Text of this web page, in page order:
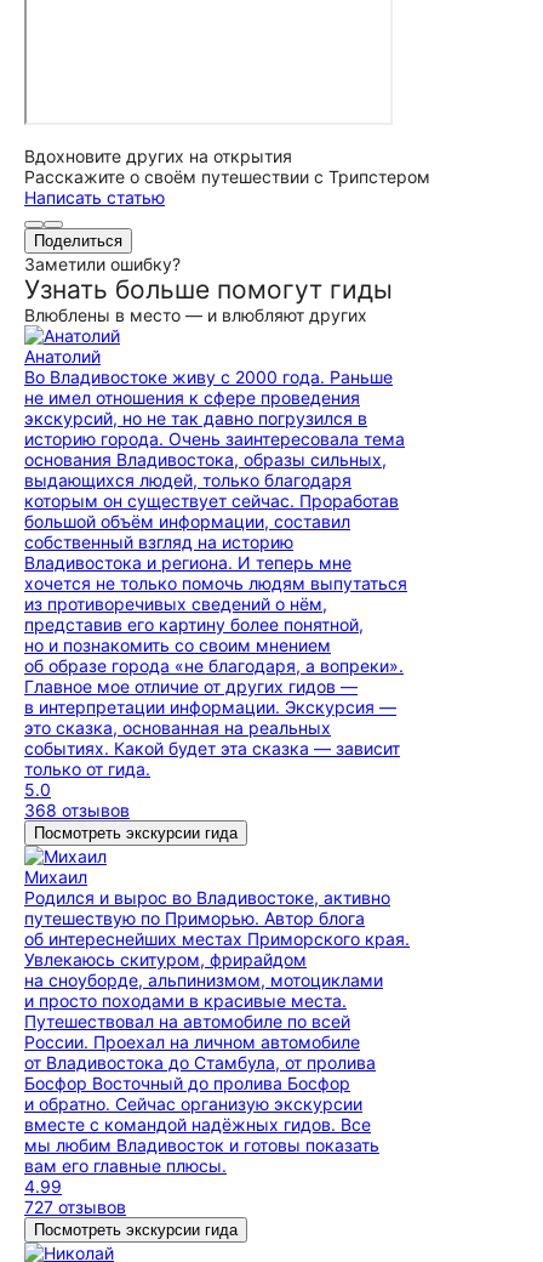
Вдохновите других на открытия
Расскажите о своём путешествии с Трипстером
Написать статью
Поделиться
Заметили ошибку?
Узнать больше помогут гиды
Влюблены в место — и влюбляют других
Анатолий
Во Владивостоке живу с 2000 года. Раньше
не имел отношения к сфере проведения
экскурсий, но не так давно погрузился в
историю города. Очень заинтересовала тема
основания Владивостока, образы сильных,
выдающихся людей, только благодаря
которым он существует сейчас. Проработав
большой объём информации, составил
собственный взгляд на историю
Владивостока и региона. И теперь мне
хочется не только помочь людям выпутаться
из противоречивых сведений о нём,
представив его картину более понятной,
но и познакомить со своим мнением
об образе города «не благодаря, а вопреки».
Главное мое отличие от других гидов —
в интерпретации информации. Экскурсия —
это сказка, основанная на реальных
событиях. Какой будет эта сказка — зависит
только от гида.
5.0
368 отзывов
Посмотреть экскурсии гида
Михаил
Родился и вырос во Владивостоке, активно
путешествую по Приморью. Автор блога
об интереснейших местах Приморского края.
Увлекаюсь скитуром, фрирайдом
на сноуборде, альпинизмом, мотоциклами
и просто походами в красивые места.
Путешествовал на автомобиле по всей
России. Проехал на личном автомобиле
от Владивостока до Стамбула, от пролива
Босфор Восточный до пролива Босфор
и обратно. Сейчас организую экскурсии
вместе с командой надёжных гидов. Все
мы любим Владивосток и готовы показать
вам его главные плюсы.
4.99
727 отзывов
Посмотреть экскурсии гида